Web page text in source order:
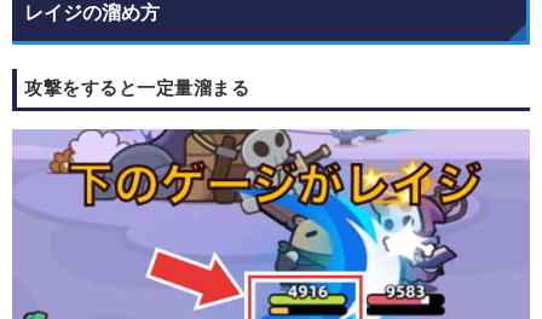
レイジの溜め方
攻撃をすると一定量溜まる